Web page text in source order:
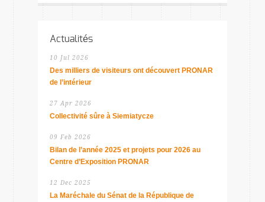
Actualités
10 Jul 2026
Des milliers de visiteurs ont découvert PRONAR
de l’intérieur
27 Apr 2026
Collectivité sûre à Siemiatycze
09 Feb 2026
Bilan de l’année 2025 et projets pour 2026 au
Centre d’Exposition PRONAR
12 Dec 2025
La Maréchale du Sénat de la République de